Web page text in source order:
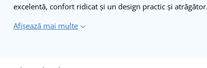
excelentă, confort ridicat și un design practic și
Afișează mai multe